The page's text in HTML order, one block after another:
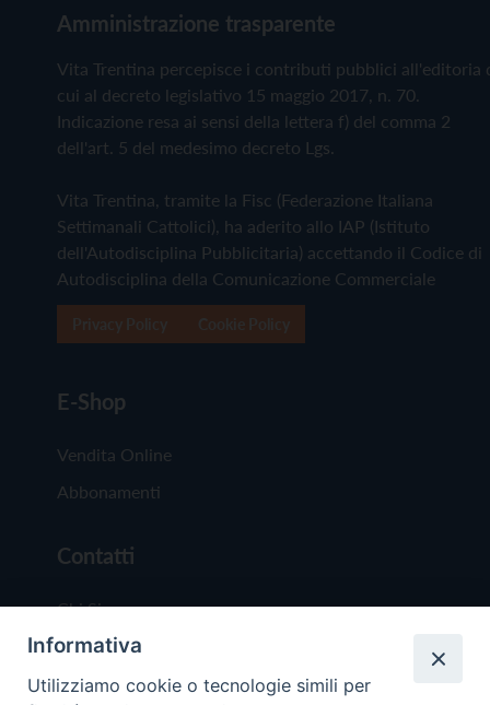
Amministrazione trasparente
Vita Trentina percepisce i contributi pubblici all'editoria
cui al decreto legislativo 15 maggio 2017, n. 70.
Indicazione resa ai sensi della lettera f) del comma 2
dell'art. 5 del medesimo decreto Lgs.
Vita Trentina, tramite la Fisc (Federazione Italiana
Settimanali Cattolici), ha aderito allo IAP (Istituto
dell'Autodisciplina Pubblicitaria) accettando il Codice di
Autodisciplina della Comunicazione Commerciale
E-Shop
Vendita Online
Abbonamenti
Contatti
Chi Siamo
Redazione
Scrivici
Informativa
Utilizziamo cookie o tecnologie simili per